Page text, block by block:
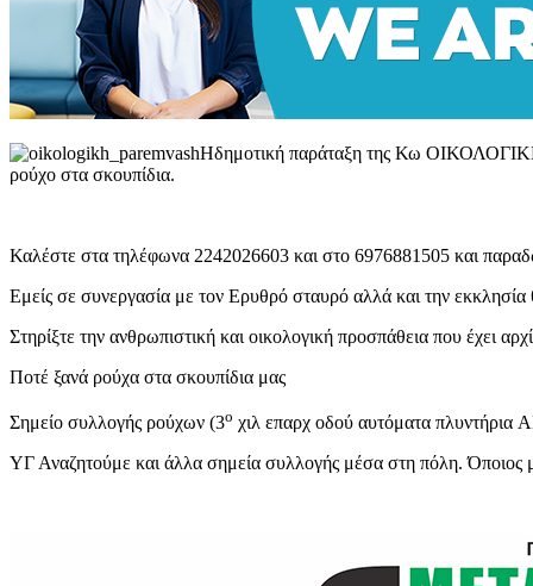
Hδημοτική παράταξη της Κω
ρούχο στα σκουπίδια.
Καλέστε στα τηλέφωνα 2242026603 και στο 6976881505 και
Εμείς σε συνεργασία με τον Ερυθρό σταυρό αλλά και την
Στηρίξτε την ανθρωπιστική και οικολογική προσπάθεια που έχει
Ποτέ ξανά ρούχα στα σκουπίδια μας
Σημείο συλλογής ρούχων (3ο χιλ επαρχ οδού αυτόματα πλυντήρια
ΥΓ Αναζητούμε και άλλα σημεία συλλογής μέσα στη πόλη. Όποιος